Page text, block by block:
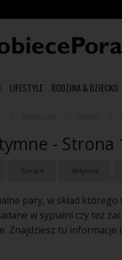
LIFESTYLE RODZINA & DZIECKO
- Strona
Gorące Aktywne
pary, w skład
w sypialni czy też
Znajdziesz tu informacje